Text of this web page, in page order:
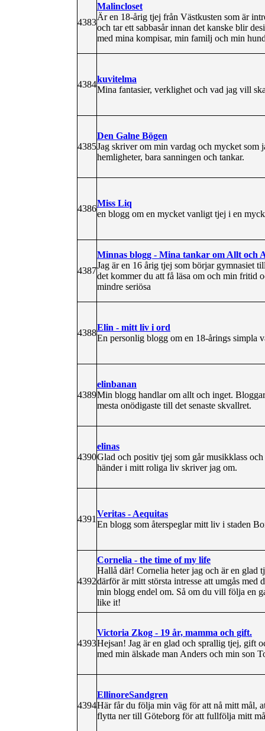
4383
Malincloset
Är en 18-årig tjej från Västkusten som är
och tar ett sabbasår innan det kanske blir
med mina kompisar, min familj och min
4384
kuvitelma
Mina fantasier, verklighet och vad jag vill
4385
Den Galne Bögen
Jag skriver om min vardag och mycket som
hemligheter, bara sanningen och tankar.
4386
Miss Liq
en blogg om en mycket vanligt tjej i en
4387
Minnas blogg - Mina tankar om Allt och
Jag är en 16 årig tjej som börjar gymnasiet
det kommer du att få läsa om och min fritid
mindre seriösa
4388
Elin - mitt liv i ord
En personlig blogg om en 18-årings simpla
4389
elinbanan
Min blogg handlar om allt och inget.
mesta onödigaste till det senaste skvallret.
4390
elinas
Glad och positiv tjej som går musikklass
händer i mitt roliga liv skriver jag om.
4391
Veritas - Aequitas
En blogg som återspeglar mitt liv i staden
4392
Cornelia - the time of my life
Hallå där! Cornelia heter jag och är en glad
därför är mitt största intresse att umgås
min blogg endel om. Så om du vill följa en
like it!
4393
Victoria Zkog - 19 år, mamma och gift.
Hejsan! Jag är en glad och sprallig tjej, gift
med min älskade man Anders och min son
4394
EllinoreSandgren
Här får du följa min väg för att nå mitt mål,
flytta ner till Göteborg för att fullfölja mitt